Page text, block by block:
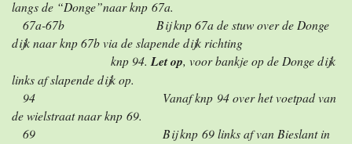
langs de “Donge”naar knp 67a.
67a-67b Bij knp 67a de stuw over de Donge
dijk naar knp 67b via de slapende dijk richting
knp 94.Let op, voor bankje op de Donge dijk
links af slapende dijk op.
94 Vanaf knp 94 over het voetpad van
de wielstraat naar knp 69.
69 Bij knp 69 links af van Bieslant in